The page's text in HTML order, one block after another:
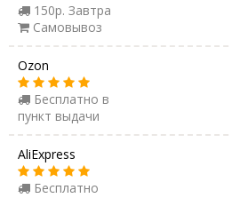
150р. Завтра
Самовывоз
Ozon
Бесплатно в
пункт выдачи
AliExpress
Бесплатно